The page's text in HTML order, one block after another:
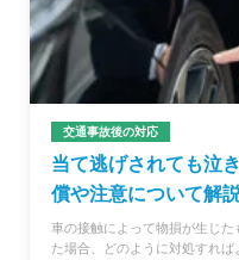
交通事故後の対応
当て逃げされても泣
償や注意について解
車の接触によって物損が生じ
た場合、どのように対処すれ